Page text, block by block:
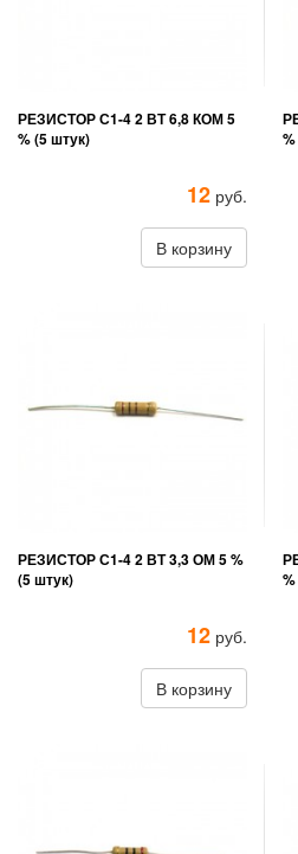
РЕЗИСТОР С1-4 2 ВТ 6,8 КОМ 5
% (5 штук)
12 руб.
В корзину
РЕЗИСТОР С1-4 2 ВТ 3,3 ОМ 5 %
(5 штук)
12 руб.
В корзину